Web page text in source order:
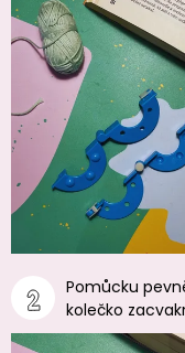
Pomůcku
kolečko